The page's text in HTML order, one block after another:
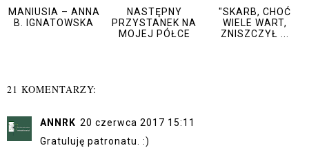
MANIUSIA – ANNA
B. IGNATOWSKA
NASTĘPNY
PRZYSTANEK NA
MOJEJ PÓŁCE
"SKARB, CHOĆ
WIELE WART,
ZNISZCZYŁ ...
21 KOMENTARZY:
ANNRK 20 czerwca 2017 15:11
Gratuluję patronatu. :)